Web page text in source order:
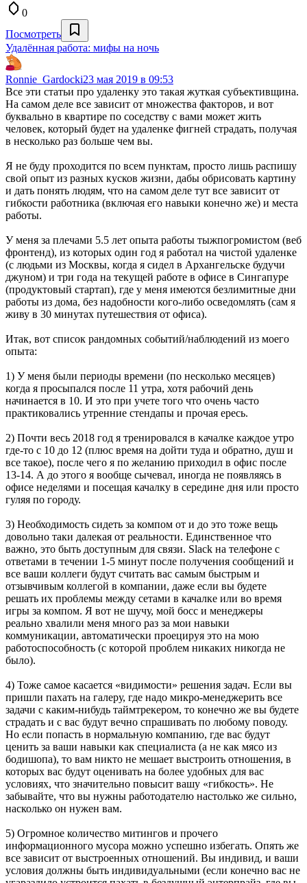
0
Посмотреть
Удалённая работа: мифы на ночь
Ronnie_Gardocki23 мая 2019 в 09:53
Все эти статьи про удаленку это такая жуткая субъективщина.
На самом деле все зависит от множества факторов, и вот
буквально в квартире по соседству с вами может жить
человек, который будет на удаленке фигней страдать, получая
в несколько раз больше чем вы.
Я не буду проходится по всем пунктам, просто лишь распишу
свой опыт из разных кусков жизни, дабы обрисовать картину
и дать понять людям, что на самом деле тут все зависит от
гибкости работника (включая его навыки конечно же) и места
работы.
У меня за плечами 5.5 лет опыта работы тыжпогромистом (веб
фронтенд), из которых один год я работал на чистой удаленке
(с людьми из Москвы, когда я сидел в Архангельске будучи
джуном) и три года на текущей работе в офисе в Сингапуре
(продуктовый стартап), где у меня имеются безлимитные дни
работы из дома, без надобности кого-либо осведомлять (сам я
живу в 30 минутах путешествия от офиса).
Итак, вот список рандомных событий/наблюдений из моего
опыта:
1) У меня были периоды времени (по несколько месяцев)
когда я просыпался после 11 утра, хотя рабочий день
начинается в 10. И это при учете того что очень часто
практиковались утренние стендапы и прочая ересь.
2) Почти весь 2018 год я тренировался в качалке каждое утро
где-то с 10 до 12 (плюс время на дойти туда и обратно, душ и
все такое), после чего я по желанию приходил в офис после
13-14. А до этого я вообще сычевал, иногда не появляясь в
офисе неделями и посещая качалку в середине дня или просто
гуляя по городу.
3) Необходимость сидеть за компом от и до это тоже вещь
довольно таки далекая от реальности. Единственное что
важно, это быть доступным для связи. Slack на телефоне с
ответами в течении 1-5 минут после получения сообщений и
все ваши коллеги будут считать вас самым быстрым и
отзывчивым коллегой в компании, даже если вы будете
решать их проблемы между сетами в качалке или во время
игры за компом. Я вот не шучу, мой босс и менеджеры
реально хвалили меня много раз за мои навыки
коммуникации, автоматически проецируя это на мою
работоспособность (с которой проблем никаких никогда не
было).
4) Тоже самое касается «видимости» решения задач. Если вы
пришли пахать на галеру, где надо микро-менеджерить все
задачи с каким-нибудь таймтрекером, то конечно же вы будете
страдать и с вас будут вечно спрашивать по любому поводу.
Но если попасть в нормальную компанию, где вас будут
ценить за ваши навыки как специалиста (а не как мясо из
бодишопа), то вам никто не мешает выстроить отношения, в
которых вас будут оценивать на более удобных для вас
условиях, что значительно повысит вашу «гибкость». Не
забывайте, что вы нужны работодателю настолько же сильно,
насколько он нужен вам.
5) Огромное количество митингов и прочего
информационного мусора можно успешно избегать. Опять же
все зависит от выстроенных отношений. Вы индивид, и ваши
условия должны быть индивидуальными (если конечно вас не